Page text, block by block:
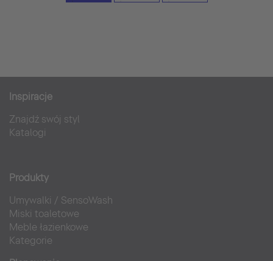
Inspiracje
Znajdź swój styl
Katalogi
Produkty
Umywalki / SensoWash
Miski toaletowe
Meble łazienkowe
Kategorie